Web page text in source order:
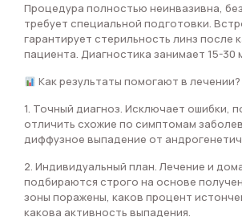
Процедура полностью неинвазивна,
требует специальной подготовки.
гарантирует стерильность линз после
пациента. Диагностика занимает 15-30
Как результаты помогают в лечении?
1. Точный диагноз. Исключает ошибки,
отличить схожие по симптомам
диффузное выпадение от
2. Индивидуальный план. Лечение и
подбираются строго на основе
зоны поражены, каков процент
какова активность выпадения.